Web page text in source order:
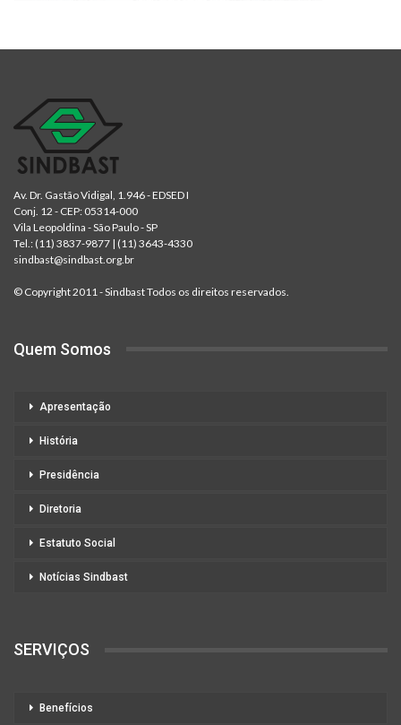
Av. Dr. Gastão Vidigal, 1.946 - EDSED I
Conj. 12 - CEP: 05314-000
Vila Leopoldina - São Paulo - SP
Tel.: (11) 3837-9877 | (11) 3643-4330
sindbast@sindbast.org.br
© Copyright 2011 - Sindbast Todos os direitos reservados.
Quem Somos
Apresentação
História
Presidência
Diretoria
Estatuto Social
Notícias Sindbast
SERVIÇOS
Benefícios